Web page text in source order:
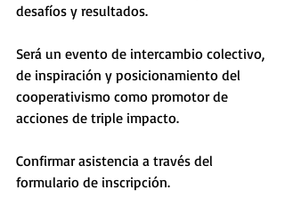
desafíos y resultados.
Será un evento de intercambio colectivo,
de inspiración y posicionamiento del
cooperativismo como promotor de
acciones de triple impacto.
Confirmar asistencia a través del
formulario de inscripción.